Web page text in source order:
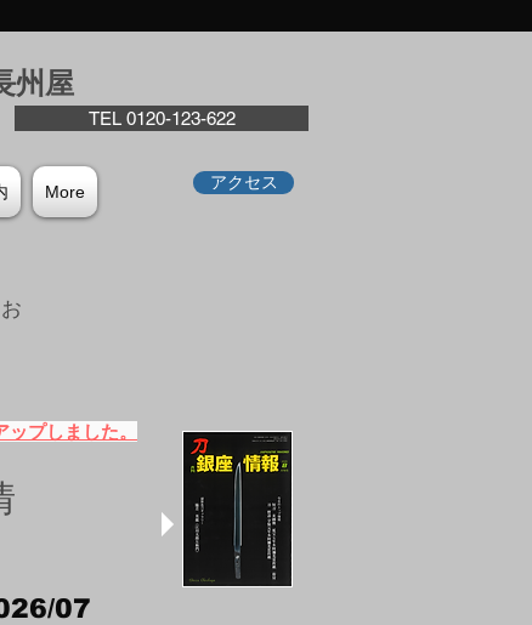
州屋
TEL 0120-123-622
More アクセス
プしました。
07